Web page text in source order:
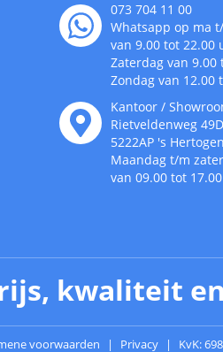
073 704 11 00
Whatsapp op ma
van 9.00 tot 22.00
Zaterdag van 9.00
Zondag van 12.00
Kantoor /
Rietveldenweg 49D
5222AP 's
Maandag t/m
van 09.00 tot
kwaliteit
voorwaarden Privacy KvK: